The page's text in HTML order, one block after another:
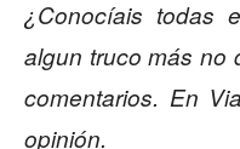
¿Conocíais todas
algun truco más no
comentarios. En
opinión.